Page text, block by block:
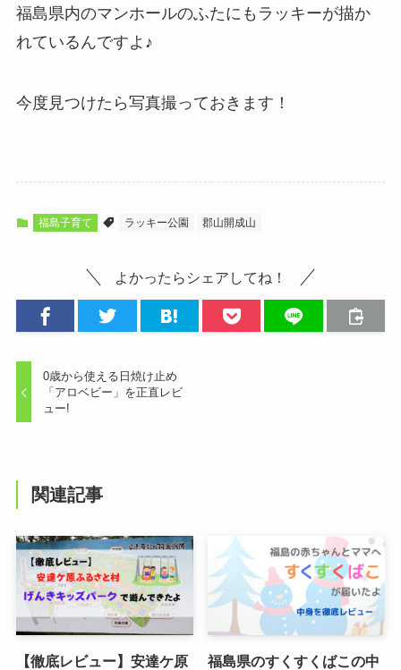
福島県内のマンホールのふたにもラッキーが描か
れているんですよ♪
今度見つけたら写真撮っておきます！
福島子育て ラッキー公園 郡山開成山
よかったらシェアしてね！
0歳から使える日焼け止め
「アロベビー」を正直レビ
ュー!
関連記事
【徹底レビュー】安達ケ原
福島県のすくすくばこの中